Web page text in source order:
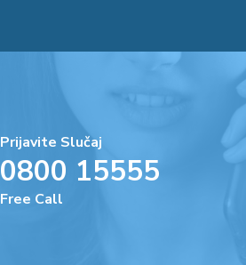
Prijavite Slučaj
0800 15555
Free Call